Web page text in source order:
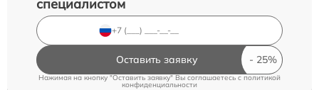
специалистом
Оставить заявку
Нажимая на кнопку "Оставить заявку" Вы соглашаетесь cполитикой
конфиденциальности